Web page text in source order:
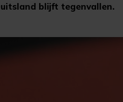
blijft tegenvallen.